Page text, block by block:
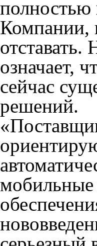
полностью
Компании,
отставать.
означает,
сейчас
решений.